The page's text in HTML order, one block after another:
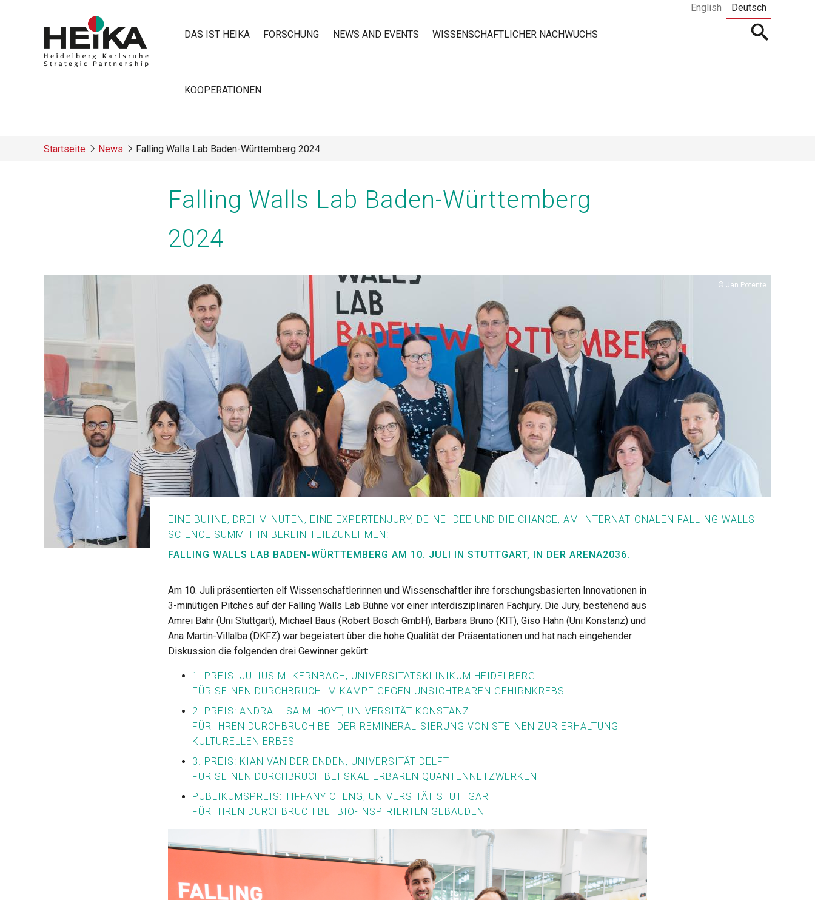
English Deutsch
navigation
DAS IST HEIKA FORSCHUNG NEWS AND EVENTS WISSENSCHAFTLICHER NACHWUCHS
KOOPERATIONEN
Open
searchbar
Startseite News Falling Walls Lab Baden-Württemberg 2024
Falling Walls Lab Baden-Württemberg
2024
Copyright
Jan Potente
EINE BÜHNE, DREI MINUTEN, EINE EXPERTENJURY, DEINE IDEE UND DIE CHANCE, AM INTERNATIONALEN FALLING WALLS
SCIENCE SUMMIT IN BERLIN TEILZUNEHMEN:
FALLING WALLS LAB BADEN-WÜRTTEMBERG AM 10. JULI IN STUTTGART, IN DER ARENA2036.
Am 10. Juli präsentierten elf Wissenschaftlerinnen und Wissenschaftler ihre forschungsbasierten Innovationen in
3-minütigen Pitches auf der Falling Walls Lab Bühne vor einer interdisziplinären Fachjury. Die Jury, bestehend aus
Amrei Bahr (Uni Stuttgart), Michael Baus (Robert Bosch GmbH), Barbara Bruno (KIT), Giso Hahn (Uni Konstanz) und
Ana Martin-Villalba (DKFZ) war begeistert über die hohe Qualität der Präsentationen und hat nach eingehender
Diskussion die folgenden drei Gewinner gekürt:
1. PREIS: JULIUS M. KERNBACH, UNIVERSITÄTSKLINIKUM HEIDELBERG
FÜR SEINEN DURCHBRUCH IM KAMPF GEGEN UNSICHTBAREN GEHIRNKREBS
2. PREIS: ANDRA-LISA M. HOYT, UNIVERSITÄT KONSTANZ
FÜR IHREN DURCHBRUCH BEI DER REMINERALISIERUNG VON STEINEN ZUR ERHALTUNG
KULTURELLEN ERBES
3. PREIS: KIAN VAN DER ENDEN, UNIVERSITÄT DELFT
FÜR SEINEN DURCHBRUCH BEI SKALIERBAREN QUANTENNETZWERKEN
PUBLIKUMSPREIS: TIFFANY CHENG, UNIVERSITÄT STUTTGART
FÜR IHREN DURCHBRUCH BEI BIO-INSPIRIERTEN GEBÄUDEN